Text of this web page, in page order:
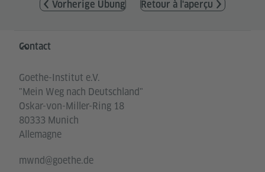
Vorherige Übung Retour à l'aperçu
Service- und Informationsbereich
Contact
Goethe-Institut e.V.
"Mein Weg nach Deutschland"
Oskar-von-Miller-Ring 18
80333 Munich
Allemagne
mwnd@goethe.de